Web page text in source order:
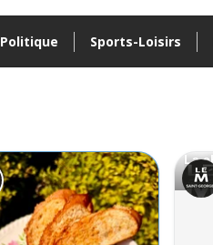
Politique Sports-Loisirs